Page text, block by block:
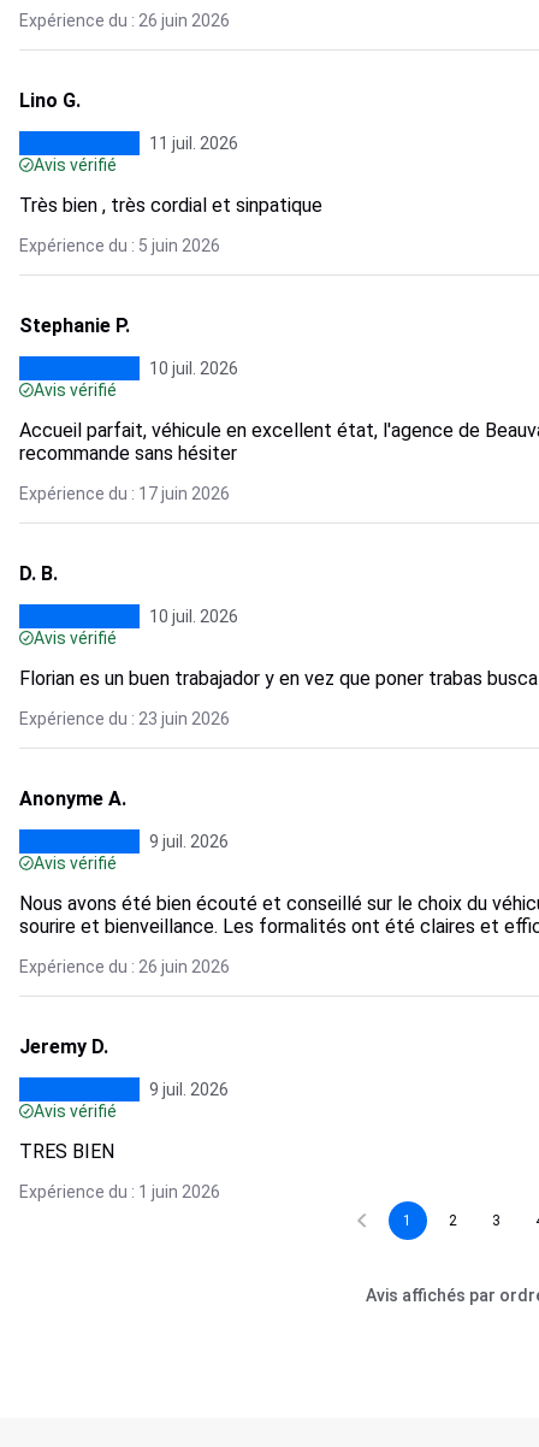
Expérience du : 26 juin 2026
Lino G.
11 juil. 2026
Avis vérifié
Très bien , très cordial et sinpatique
Expérience du : 5 juin 2026
Stephanie P.
10 juil. 2026
Avis vérifié
Accueil parfait, véhicule en excellent état, l'agence de
recommande sans hésiter
Expérience du : 17 juin 2026
D. B.
10 juil. 2026
Avis vérifié
Florian es un buen trabajador y en vez que poner trabas
Expérience du : 23 juin 2026
Anonyme A.
9 juil. 2026
Avis vérifié
Nous avons été bien écouté et conseillé sur le choix du
sourire et bienveillance. Les formalités ont été claires et
Expérience du : 26 juin 2026
Jeremy D.
9 juil. 2026
Avis vérifié
TRES BIEN
Expérience du : 1 juin 2026
1 2 3
Avis affichés par